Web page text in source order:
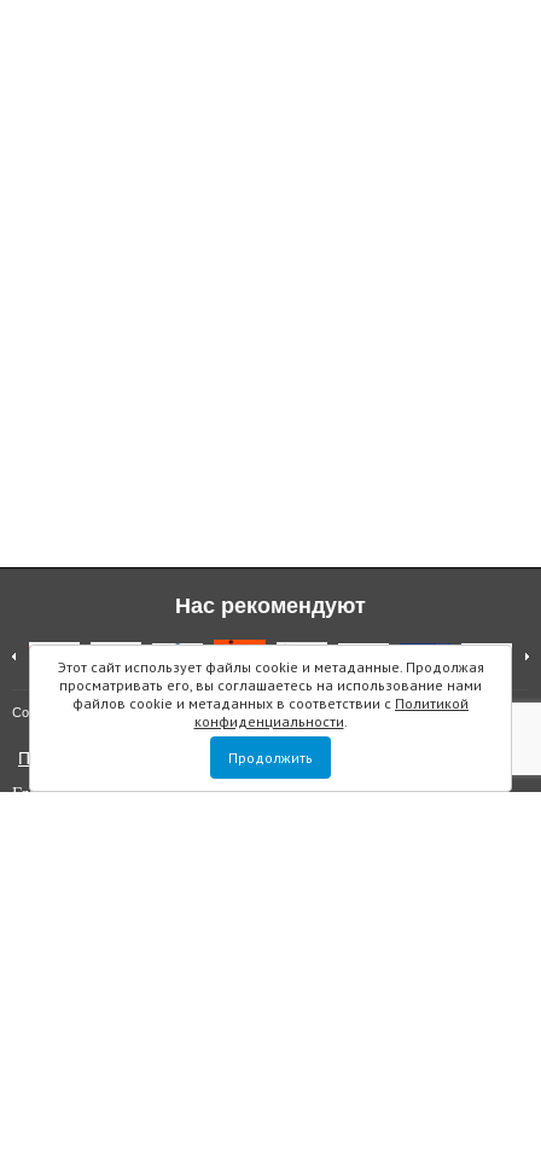
Этот сайт использует файлы cookie и метаданные. Продолжая
просматривать его, вы соглашаетесь на использование нами
файлов cookie и метаданных в соответствии с Политикой
конфиденциальности.
Продолжить
Нас рекомендуют
Copyright © "Инмарин" Карта сайта
Политика конфиденциальности
Главный редактор Маслова Е.О.